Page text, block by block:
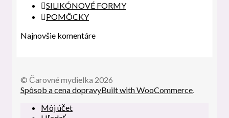
SILIKÓNOVÉ FORMY
POMÔCKY
Najnovšie komentáre
© Čarovné mydielka 2026
Spôsob a cena dopravyBuilt with WooCommerce.
Môj účet